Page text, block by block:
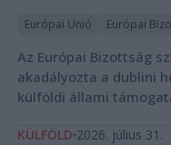
Európai Unió Európai
Az Európai Bizottság
akadályozta a dublini
külföldi állami
KÜLFÖLD 2026. július 31.